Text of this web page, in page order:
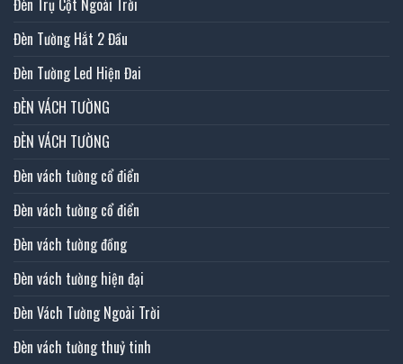
Đèn Trụ Cột Ngoài Trời
Đèn Tường Hắt 2 Đầu
Đèn Tường Led Hiện Đai
ĐÈN VÁCH TƯỜNG
ĐÈN VÁCH TƯỜNG
Đèn vách tường cổ điển
Đèn vách tường cổ điển
Đèn vách tường đồng
Đèn vách tường hiện đại
Đèn Vách Tường Ngoài Trời
Đèn vách tường thuỷ tinh